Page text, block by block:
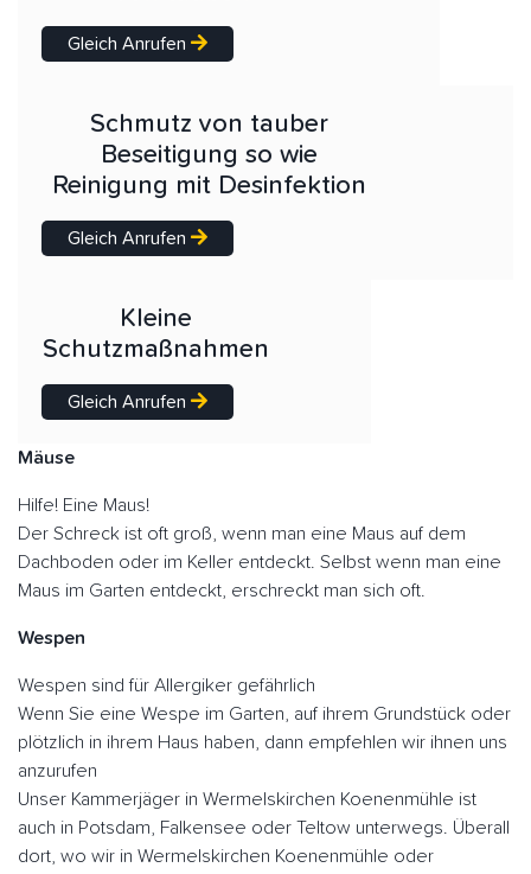
Gleich Anrufen
Schmutz von tauber
Beseitigung so wie
Reinigung mit Desinfektion
Gleich Anrufen
Kleine
Schutzmaßnahmen
Gleich Anrufen
Mäuse
Hilfe! Eine Maus!
Der Schreck ist oft groß, wenn man eine Maus auf dem
Dachboden oder im Keller entdeckt. Selbst wenn man eine
Maus im Garten entdeckt, erschreckt man sich oft.
Wespen
Wespen sind für Allergiker gefährlich
Wenn Sie eine Wespe im Garten, auf ihrem Grundstück oder
plötzlich in ihrem Haus haben, dann empfehlen wir ihnen uns
anzurufen
Unser Kammerjäger in Wermelskirchen Koenenmühle ist
auch in Potsdam, Falkensee oder Teltow unterwegs. Überall
dort, wo wir in Wermelskirchen Koenenmühle oder